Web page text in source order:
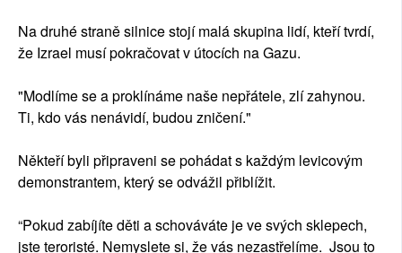
Na druhé straně silnice stojí malá skupina lidí, kteří tvrdí,
že Izrael musí pokračovat v útocích na Gazu.
"Modlíme se a proklínáme naše nepřátele, zlí zahynou.
Ti, kdo vás nenávidí, budou zničení."
Někteří byli připraveni se pohádat s každým levicovým
demonstrantem, který se odvážil přiblížit.
“Pokud zabíjíte děti a schováváte je ve svých sklepech,
jste teroristé. Nemyslete si, že vás nezastřelíme. Jsou to